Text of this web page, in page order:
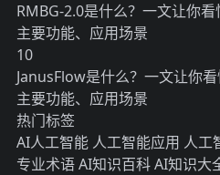
RMBG-2.0是什么？一文让你看
主要功能、应用场景
10
JanusFlow是什么？一文让你看
主要功能、应用场景
热门标签
AI人工智能 人工智能应用 人工
专业术语AI知识百科AI知识大